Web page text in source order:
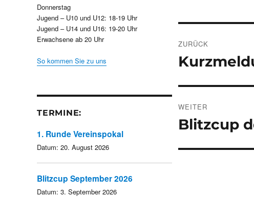
ZURÜCK
Vorheriger
WEITER
Nächster
Blitzcup
Donnerstag
Jugend – U10 und U12: 18-19 Uhr
Jugend – U14 und U16: 19-20 Uhr
Erwachsene ab 20 Uhr
So kommen Sie zu uns
TERMINE:
1. Runde Vereinspokal
Datum: 20. August 2026
Blitzcup September 2026
Datum: 3. September 2026